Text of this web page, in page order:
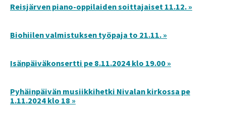
Reisjärven piano-oppilaiden soittajaiset 11.12. »
Biohiilen valmistuksen työpaja to 21.11. »
Isänpäiväkonsertti pe 8.11.2024 klo 19.00 »
Pyhäinpäivän musiikkihetki Nivalan kirkossa pe
1.11.2024 klo 18 »